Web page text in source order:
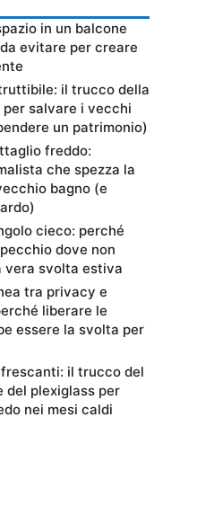
in un balcone
evitare per creare
il trucco della
per salvare i vecchi
un patrimonio)
freddo:
che spezza la
bagno (e
cieco: perché
dove non
vera svolta estiva
tra privacy e
liberare le
essere la svolta per
il trucco del
del plexiglass per
nei mesi caldi